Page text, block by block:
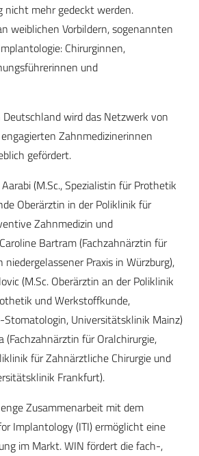
nicht mehr gedeckt werden.
weiblichen Vorbildern, sogenannten
Chirurginnen,
und
Deutschland wird das Netzwerk von
Zahnmedizinerinnen
gefördert.
Aarabi (M.Sc., Spezialistin für Prothetik
Oberärztin in der Poliklinik für
Zahnmedizin und
Bartram (Fachzahnärztin für
Praxis in Würzburg),
(M.Sc. Oberärztin an der Poliklinik
und Werkstoffkunde,
Stomatologin, Universitätsklinik Mainz)
(Fachzahnärztin für Oralchirurgie,
für Zahnärztliche Chirurgie und
Frankfurt).
Zusammenarbeit mit dem
Implantology (ITI) ermöglicht eine
im Markt. WIN fördert die fach-,